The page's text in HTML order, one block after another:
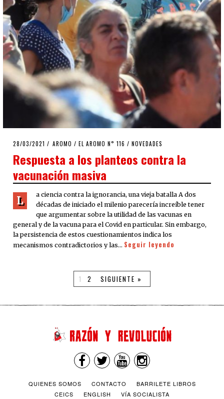
POSTED
28/03/2021 30/03/2021
AROMO / EL AROMO N° 116 / NOVEDADES
Respuesta a los planteos contra la
vacunación masiva
L
a ciencia contra la ignorancia, una vieja batalla A dos
décadas de iniciado el milenio parecería increíble tener
que argumentar sobre la utilidad de las vacunas en
general y de la vacuna para el Covid en particular. Sin embargo,
la persistencia de estos cuestionamientos indica los
mecanismos contradictorios y las… Seguir leyendo
1 2 SIGUIENTE »
QUIENES SOMOS CONTACTO
BARRILETE LIBROS
CEICS
ENGLISH VÍA SOCIALISTA